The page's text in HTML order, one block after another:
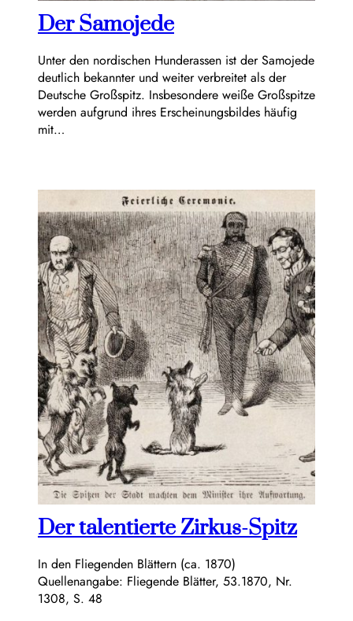
Der Samojede
Unter den nordischen Hunderassen ist der Samojede
deutlich bekannter und weiter verbreitet als der
Deutsche Großspitz. Insbesondere weiße Großspitze
werden aufgrund ihres Erscheinungsbildes häufig
mit…
Der talentierte Zirkus-Spitz
In den Fliegenden Blättern (ca. 1870)
Quellenangabe: Fliegende Blätter, 53.1870, Nr.
1308, S. 48